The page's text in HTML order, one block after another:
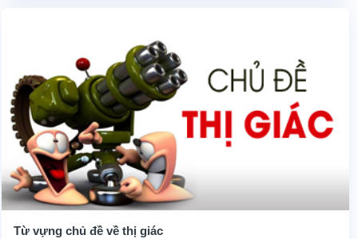
Từ vựng chủ đề về thị giác